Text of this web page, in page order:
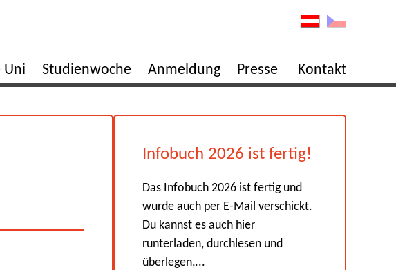
Uni Studienwoche Anmeldung Presse Kontakt
Infobuch 2026 ist fertig!
Das Infobuch 2026 ist fertig und
wurde auch per E-Mail verschickt.
Du kannst es auch hier
runterladen, durchlesen und
überlegen,...